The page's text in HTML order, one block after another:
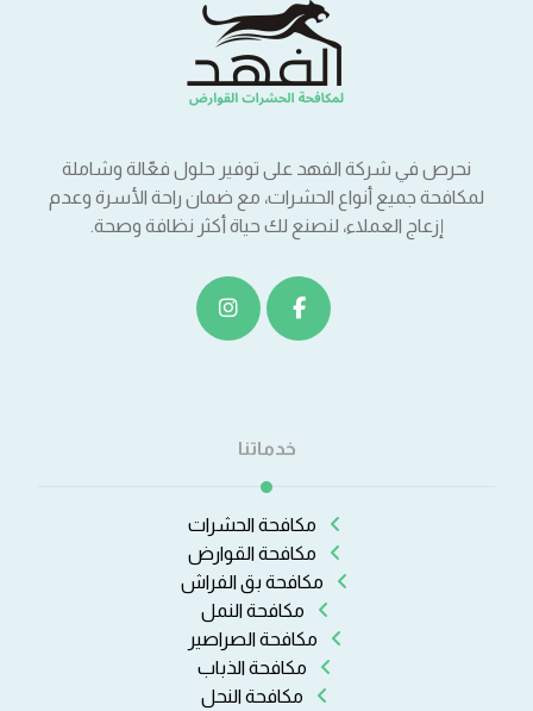
نحرص في شركة الفهد على توفير حلول فعّالة وشاملة
لمكافحة جميع أنواع الحشرات، مع ضمان راحة الأسرة وعدم
إزعاج العملاء، لنصنع لك حياة أكثر نظافة وصحة.
خدماتنا
مكافحة الحشرات
مكافحة القوارض
مكافحة بق الفراش
مكافحة النمل
مكافحة الصراصير
مكافحة الذباب
مكافحة النحل